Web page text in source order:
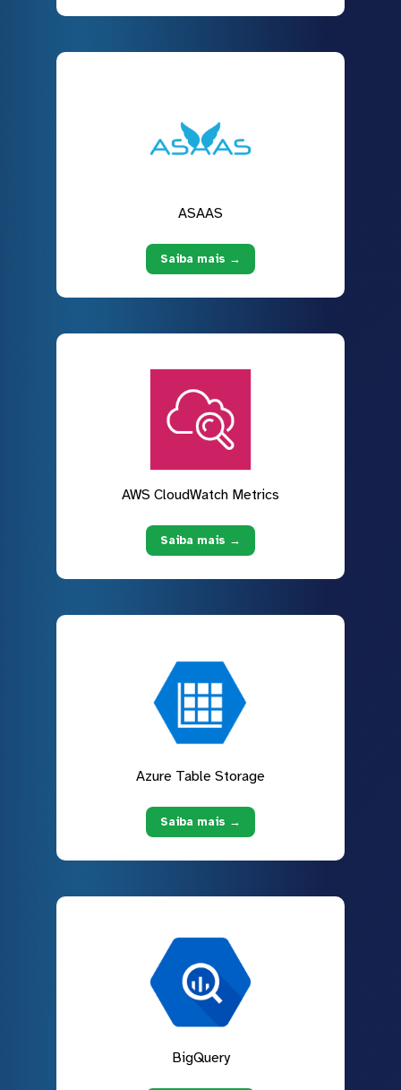
ASAAS
Saiba mais →
AWS CloudWatch Metrics
Saiba mais →
Azure Table Storage
Saiba mais →
BigQuery